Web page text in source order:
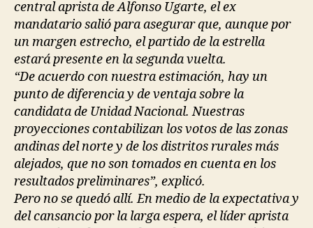
central aprista de Alfonso Ugarte, el ex
mandatario salió para asegurar que, aunque por
un margen estrecho, el partido de la estrella
estará presente en la segunda vuelta.
“De acuerdo con nuestra estimación, hay un
punto de diferencia y de ventaja sobre la
candidata de Unidad Nacional. Nuestras
proyecciones contabilizan los votos de las zonas
andinas del norte y de los distritos rurales más
alejados, que no son tomados en cuenta en los
resultados preliminares”, explicó.
Pero no se quedó allí. En medio de la expectativa y
del cansancio por la larga espera, el líder aprista